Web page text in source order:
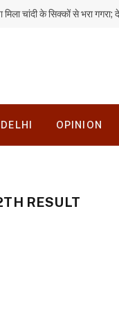
DELHI OPINION
RESULT